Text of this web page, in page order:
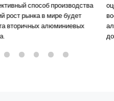
способ производства
рынка в мире будет
вторичных алюминиевых